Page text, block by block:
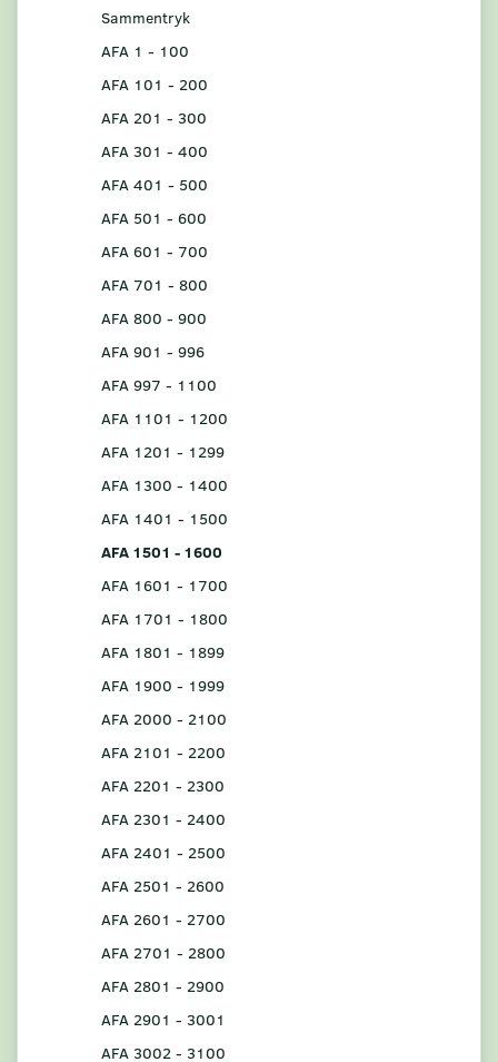
Sammentryk
AFA 1 - 100
AFA 101 - 200
AFA 201 - 300
AFA 301 - 400
AFA 401 - 500
AFA 501 - 600
AFA 601 - 700
AFA 701 - 800
AFA 800 - 900
AFA 901 - 996
AFA 997 - 1100
AFA 1101 - 1200
AFA 1201 - 1299
AFA 1300 - 1400
AFA 1401 - 1500
AFA 1501 - 1600
AFA 1601 - 1700
AFA 1701 - 1800
AFA 1801 - 1899
AFA 1900 - 1999
AFA 2000 - 2100
AFA 2101 - 2200
AFA 2201 - 2300
AFA 2301 - 2400
AFA 2401 - 2500
AFA 2501 - 2600
AFA 2601 - 2700
AFA 2701 - 2800
AFA 2801 - 2900
AFA 2901 - 3001
AFA 3002 - 3100